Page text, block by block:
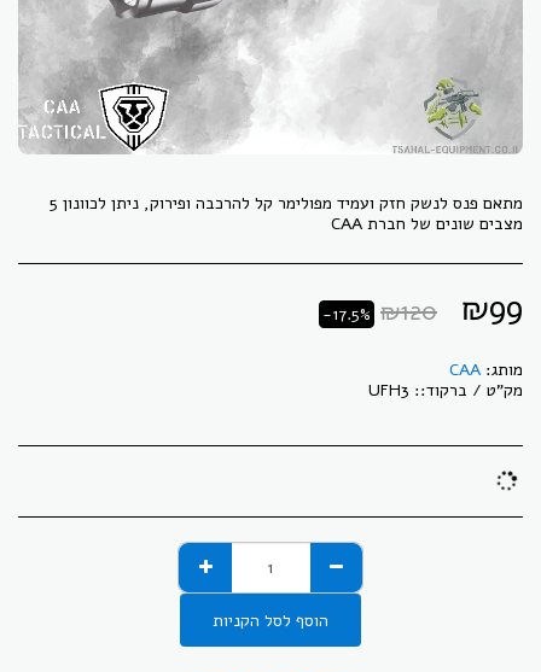
מתאם פנס לנשק חזק ועמיד מפולימר קל להרכבה ופירוק, ניתן לכוונון 5
מצבים שונים של חברת CAA
₪99
₪120
-17.5%
מותג: CAA
מק"ט / ברקוד:: UFH3
הוסף לסל הקניות